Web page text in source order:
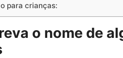
para crianças:
o nome de